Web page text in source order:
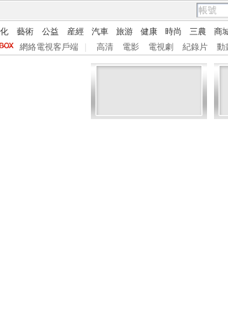
藝術 公益 産經 汽車 旅游 健康 時尚 三農
商
網絡電視客戶端 高清 電影 電視劇 紀錄片 動